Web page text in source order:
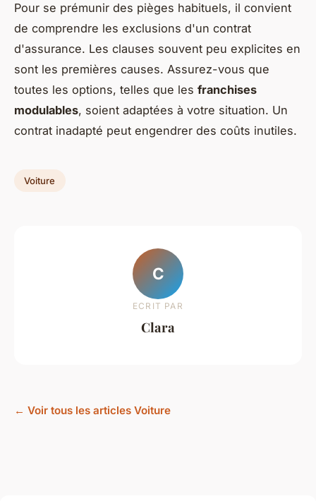
Pour se prémunir des pièges habituels, il convient
de comprendre les exclusions d'un contrat
d'assurance. Les clauses souvent peu explicites en
sont les premières causes. Assurez-vous que
toutes les options, telles que les franchises
modulables, soient adaptées à votre situation. Un
contrat inadapté peut engendrer des coûts inutiles.
Voiture
C
ECRIT PAR
Clara
← Voir tous les articles Voiture